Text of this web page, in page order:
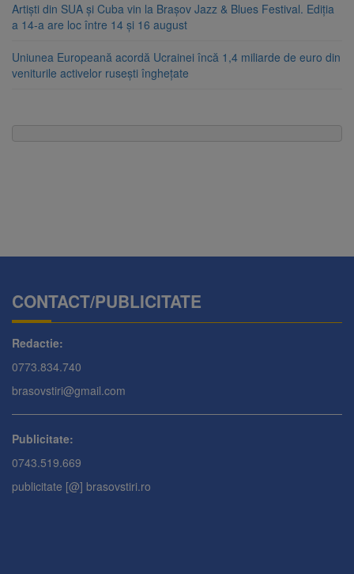
Artiști din SUA și Cuba vin la Brașov Jazz & Blues Festival. Ediția
a 14-a are loc între 14 și 16 august
Uniunea Europeană acordă Ucrainei încă 1,4 miliarde de euro din
veniturile activelor rusești înghețate
CONTACT/PUBLICITATE
Redactie:
0773.834.740
brasovstiri@gmail.com
Publicitate:
0743.519.669
publicitate [@] brasovstiri.ro